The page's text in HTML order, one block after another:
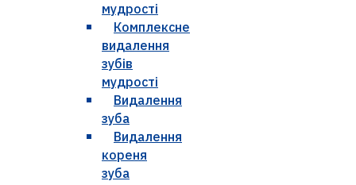
мудрості
Комплексне
видалення
зубів
мудрості
Видалення
зуба
Видалення
кореня
зуба